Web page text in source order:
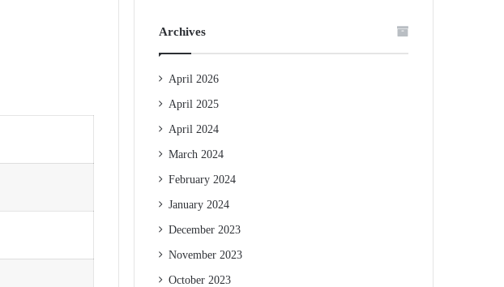
Archives
April 2026
April 2025
April 2024
March 2024
February 2024
January 2024
December 2023
November 2023
October 2023